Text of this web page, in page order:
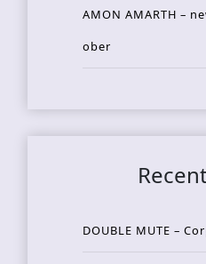
AMON AMARTH –
ober
DOUBLE MUTE –